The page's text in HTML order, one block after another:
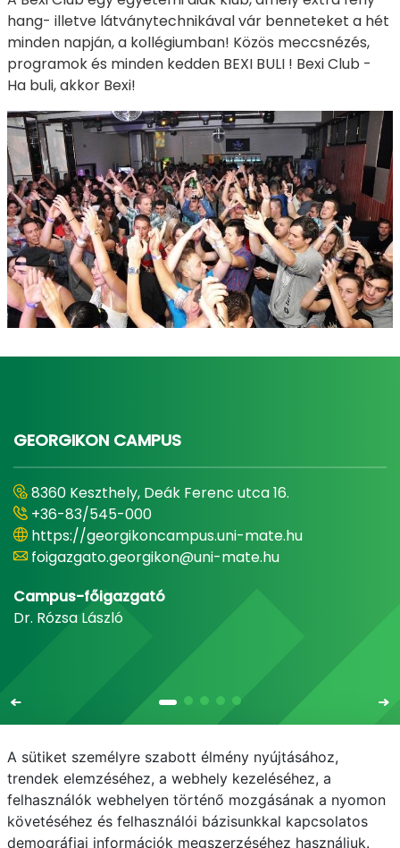
hang- illetve látványtechnikával vár benneteket a hét
minden napján, a kollégiumban! Közös meccsnézés,
programok és minden kedden BEXI BULI ! Bexi Club -
Ha buli, akkor Bexi!
GEORGIKON CAMPUS
8360 Keszthely, Deák Ferenc utca 16.
+36-83/545-000
https://georgikoncampus.uni-mate.hu
foigazgato.georgikon@uni-mate.hu
Campus-főigazgató
Dr. Rózsa László
E-mail Telefonkönyv NEPTUN
E-learning
A sütiket személyre szabott élmény nyújtásához,
trendek elemzéséhez, a webhely kezeléséhez, a
felhasználók webhelyen történő mozgásának a nyomon
követéséhez és felhasználói bázisunkkal kapcsolatos
demográfiai információk megszerzéséhez használjuk.